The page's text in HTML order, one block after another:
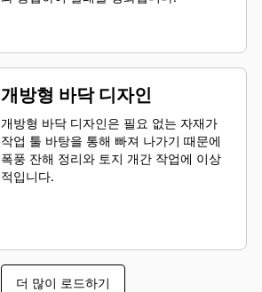
개방형 바닥 디자인
개방형 바닥 디자인은 필요 없는 자재가
작업 툴 바탕을 통해 빠져 나가기 때문에
폭풍 잔해 정리와 토지 개간 작업에 이상
적입니다.
더 많이 로드하기